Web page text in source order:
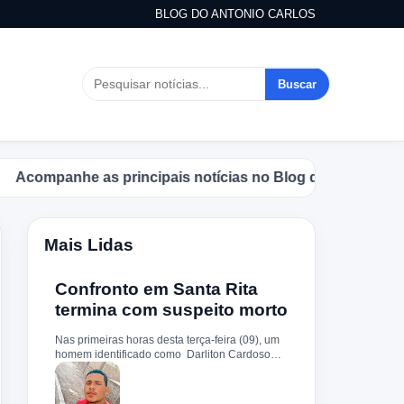
BLOG DO ANTONIO CARLOS
Buscar
as principais notícias no Blog do Antonio Carlos.
Mais Lidas
Confronto em Santa Rita
termina com suspeito morto
Nas primeiras horas desta terça-feira (09), um
homem identificado como Darliton Cardoso
Pereira morreu após confronto com a Polícia
Militar no povoado Timbotiba, zona rural de
Santa Rita. De acordo com a PM, os policiais